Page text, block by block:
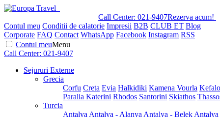
Call Center: 021-9407Rezerva acum!
Contul meu Conditii de calatorie Impresii B2B CLUB ET Blog
Corporate FAQ Contact WhatsApp Facebook Instagram RSS
Contul meuMenu
Call Center: 021-9407
Sejururi Externe
Grecia
Corfu Creta Evia Halkidiki Kamena Vourla
Paralia Katerini Rhodos Santorini Skiathos
Turcia
Antalya Antalya - Alanya Antalya - Belek